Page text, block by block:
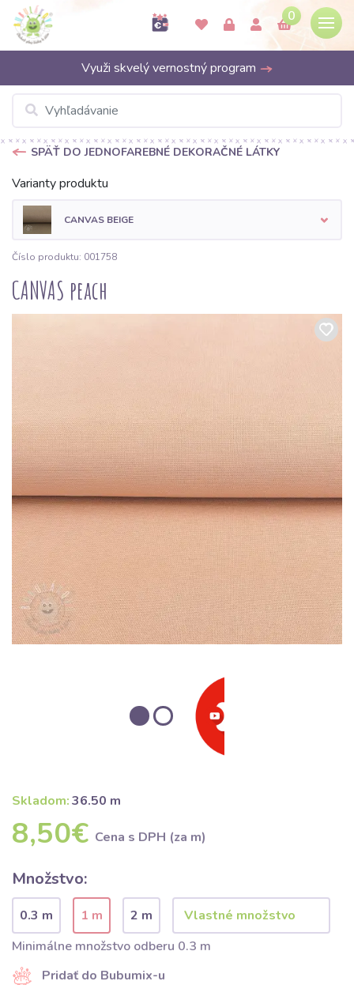
0
Využi skvelý vernostný program
SPÄŤ DO JEDNOFAREBNÉ DEKORAČNÉ LÁTKY
Varianty produktu
CANVAS BEIGE
Číslo produktu: 001758
CANVAS peach
Skladom:36.50 m
8,50€ Cena s DPH (za m)
Množstvo:
0.3 m 1 m
2 m
Minimálne množstvo odberu 0.3 m
Pridať do Bubumix-u